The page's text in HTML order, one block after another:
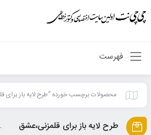
فهرست
محصولات برچسب خورده “طرح لایه باز برای
طرح لایه باز برای قلمزنی،عشق